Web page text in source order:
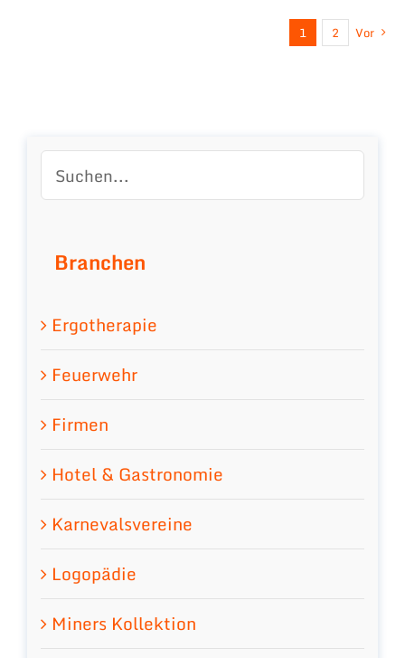
1 2 Vor
Branchen
Ergotherapie
Feuerwehr
Firmen
Hotel & Gastronomie
Karnevalsvereine
Logopädie
Miners Kollektion